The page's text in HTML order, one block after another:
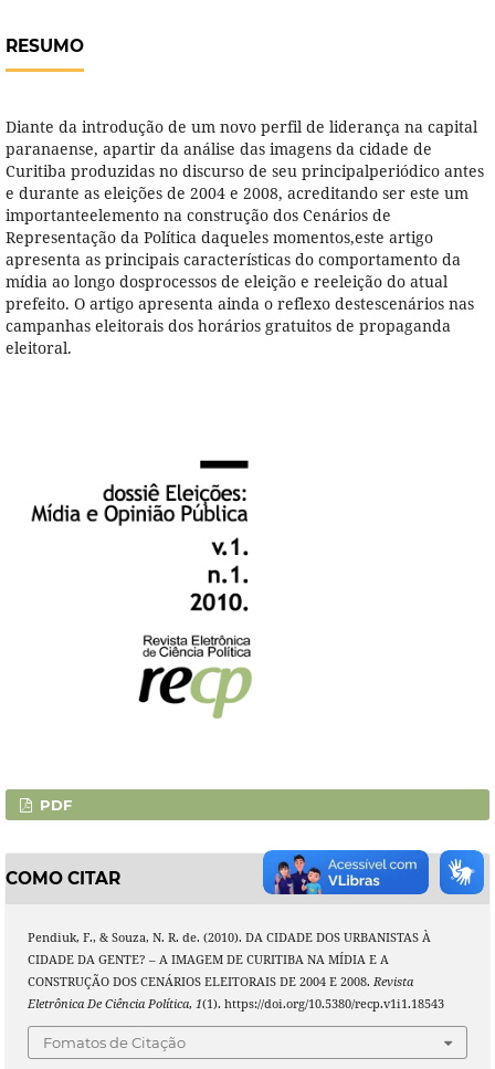
RESUMO
Diante da introdução de um novo perfil de liderança na capital
paranaense, apartir da análise das imagens da cidade de
Curitiba produzidas no discurso de seu principalperiódico antes
e durante as eleições de 2004 e 2008, acreditando ser este um
importanteelemento na construção dos Cenários de
Representação da Política daqueles momentos,este artigo
apresenta as principais características do comportamento da
mídia ao longo dosprocessos de eleição e reeleição do atual
prefeito. O artigo apresenta ainda o reflexo destescenários nas
campanhas eleitorais dos horários gratuitos de propaganda
eleitoral.
PDF
COMO CITAR
Pendiuk, F., & Souza, N. R. de. (2010). DA CIDADE DOS URBANISTAS À
CIDADE DA GENTE? – A IMAGEM DE CURITIBA NA MÍDIA E A
CONSTRUÇÃO DOS CENÁRIOS ELEITORAIS DE 2004 E 2008. Revista
Eletrônica De Ciência Política, 1(1). https://doi.org/10.5380/recp.v1i1.18543
Fomatos de Citação